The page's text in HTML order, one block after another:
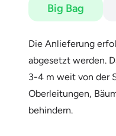
Big Bag
Die Anlieferung
abgesetzt werden.
3-4 m weit von der
Oberleitungen,
behindern.